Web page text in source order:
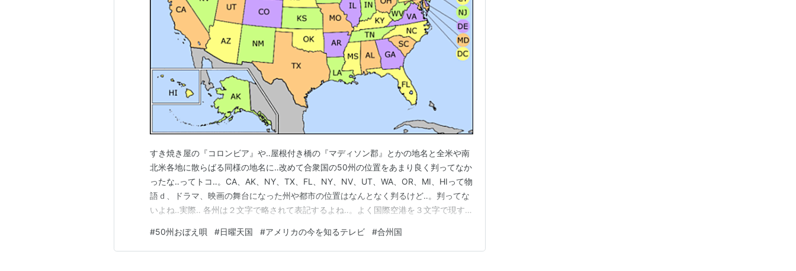
もっとも、あまり誤訳誤訳というのであれば、そもそも「State」を「州」とするこ
と自体が誤訳でないかという気もしますっていうか素直に「邦」と書けよ、unitedは
「連」だから合わせて「連邦」でかみ合うだろうがという気もします。
まさかそこまで考えて決めたわけではないと思われるが
すき焼き屋の『コロンビア』や‥屋根付き橋の『マディソン郡』とかの地名と全米や南
北米各地に散らばる同様の地名に‥改めて合衆国の50州の位置をあまり良く判ってなか
ったな‥ってトコ‥。CA、AK、NY、TX、FL、NY、NV、UT、WA、OR、MI、HIって物
語ｄ、ドラマ、映画の舞台になった州や都市の位置はなんとなく判るけど‥。判ってな
いよね‥実際‥ 各州は２文字で略されて表記するよね‥。よく国際空港を３文字で現すヤ
国の建国前の事から公民権運動まで学校ではまず教えない話題を現地から教えてくれる
ような‥。ボクが小学生位の頃…
#50州おぼえ唄 #日曜天国 #アメリカの今を知るテレビ #合州国